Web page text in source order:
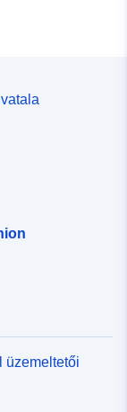
üzemeltetői